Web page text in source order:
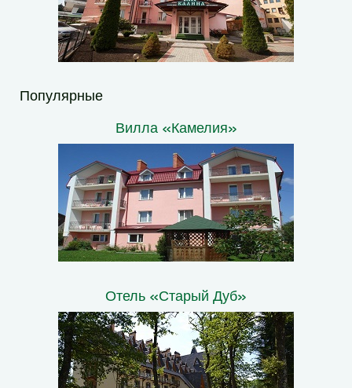
Популярные
Вилла «Камелия»
Отель «Старый Дуб»